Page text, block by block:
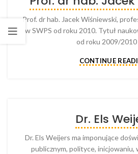
Prof. dr hab. Jacek Wiśniewski,
w SWPS od roku 2010. Tytuł
od roku 2009/2010
CONTINUE
Dr. Els
Dr. Els Weijers ma imponujące
publicznym, polityce, inicjowaniu,